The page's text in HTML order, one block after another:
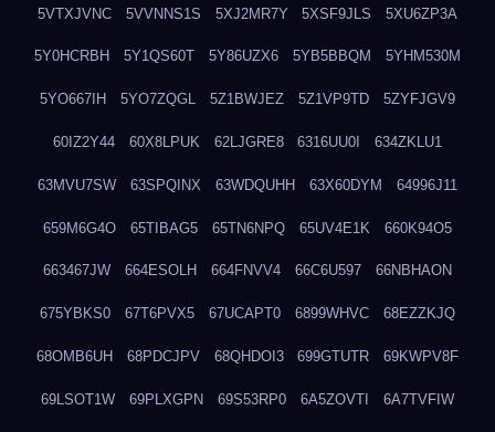
5VTXJVNC 5VVNNS1S 5XJ2MR7Y 5XSF9JLS 5XU6ZP3A
5Y0HCRBH 5Y1QS60T 5Y86UZX6 5YB5BBQM 5YHM530M
5YO667IH 5YO7ZQGL 5Z1BWJEZ 5Z1VP9TD 5ZYFJGV9
60IZ2Y44 60X8LPUK 62LJGRE8 6316UU0I 634ZKLU1
63MVU7SW 63SPQINX 63WDQUHH 63X60DYM 64996J11
659M6G4O 65TIBAG5 65TN6NPQ 65UV4E1K 660K94O5
663467JW 664ESOLH 664FNVV4 66C6U597 66NBHAON
675YBKS0 67T6PVX5 67UCAPT0 6899WHVC 68EZZKJQ
68OMB6UH 68PDCJPV 68QHDOI3 699GTUTR 69KWPV8F
69LSOT1W 69PLXGPN 69S53RP0 6A5ZOVTI 6A7TVFIW